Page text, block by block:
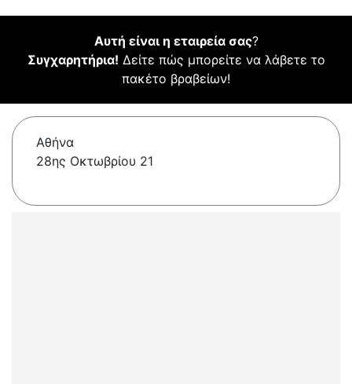
Αυτή είναι η εταιρεία σας?
Συγχαρητήρια! Δείτε πώς μπορείτε να λάβετε το
πακέτο βραβείων!
Αθήνα
28ης Οκτωβρίου 21